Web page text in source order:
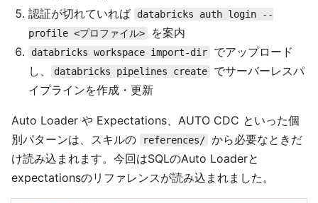
認証が切れていれば
databricks auth login --
profile <プロファイル>
を案内
databricks workspace import-dir
でアップロード
し、
databricks pipelines create
でサーバーレスパ
イプラインを作成・更新
Auto Loader や Expectations、AUTO CDC といった個
別パターンは、スキルの
references/ から必要なときだ
け読み込まれます。今回はSQLのAuto Loaderと
expectationsのリファレンスが読み込まれました。